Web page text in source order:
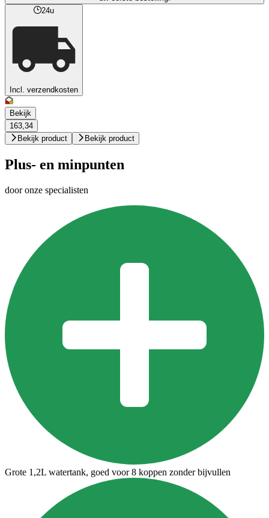
24u
Incl. verzendkosten
Bekijk
163,34
Bekijk product
Bekijk product
Plus- en minpunten
door onze specialisten
Grote 1,2L watertank, goed voor 8 koppen zonder bijvullen